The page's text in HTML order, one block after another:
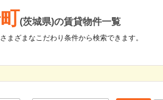
(茨城県)の賃貸物件一覧
まざまなこだわり条件から検索できます。